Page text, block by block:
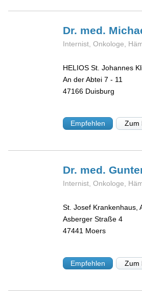
Dr. med.
Internist, Onkologe,
HELIOS St. Johannes
An der Abtei 7 - 11
47166 Duisburg
Empfehlen Zum
Dr. med.
Internist, Onkologe,
St. Josef Krankenhaus,
Asberger Straße 4
47441 Moers
Empfehlen Zum